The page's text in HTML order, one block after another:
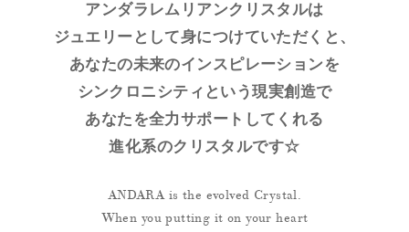
アンダラレムリアンクリスタルは
ジュエリーとして身につけていただくと、
あなたの未来のインスピレーションを
シンクロニシティという現実創造で
あなたを全力サポートしてくれる
進化系のクリスタルです☆
ANDARA is the evolved Crystal.
When you putting it on your heart